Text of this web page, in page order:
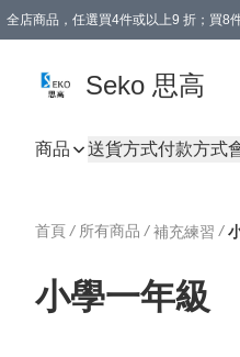
全店商品，任選買4件或以上9 折；買8
Seko 思高
商品 送貨方式付款方式
首頁 / 所有商品 / 補充練習 /
小學一年級